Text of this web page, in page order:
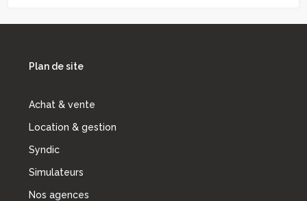
Plan de site
Achat & vente
Location & gestion
Syndic
Simulateurs
Nos agences